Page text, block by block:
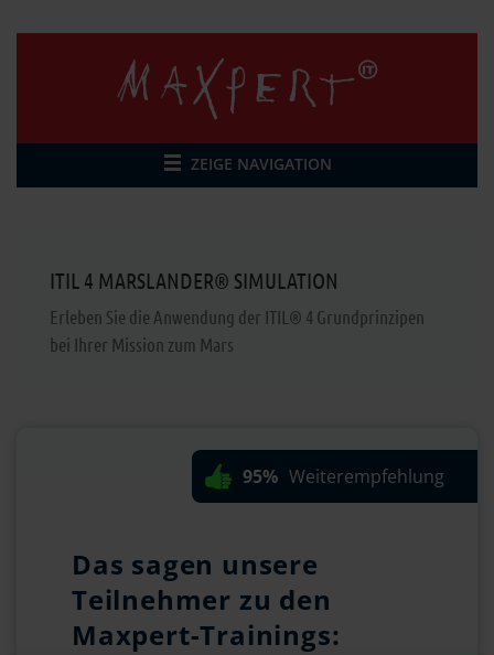
ZEIGE NAVIGATION
ITIL 4 MARSLANDER® SIMULATION
Erleben Sie die Anwendung der ITIL® 4 Grundprinzipen
bei Ihrer Mission zum Mars
95% Weiterempfehlung
Das sagen unsere
Teilnehmer zu den
Maxpert-Trainings: